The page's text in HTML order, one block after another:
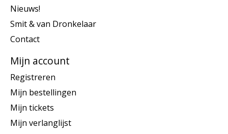
Nieuws!
Smit & van Dronkelaar
Contact
Mijn account
Registreren
Mijn bestellingen
Mijn tickets
Mijn verlanglijst